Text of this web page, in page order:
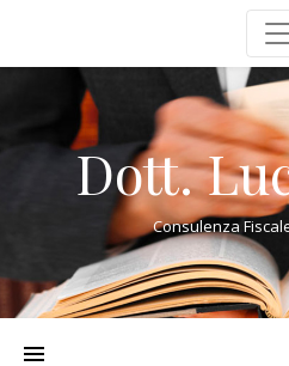
Dott.
Consulenza